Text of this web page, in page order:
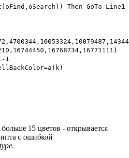
Then GoTo Line1
1
15 цветов - открывается
с ошибкой